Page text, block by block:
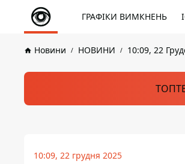
ГРАФІКИ ВИМКНЕНЬ
Новини НОВИНИ 10:09, 22
10:09, 22 грудня 2025